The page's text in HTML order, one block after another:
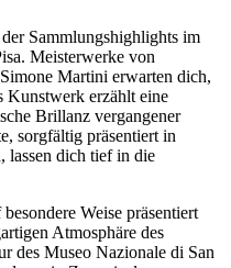
Sammlungshighlights im
Meisterwerke von
Martini erwarten dich,
Kunstwerk erzählt eine
Brillanz vergangener
sorgfältig präsentiert in
lassen dich tief in die
Weise präsentiert
Atmosphäre des
des Museo Nazionale di San